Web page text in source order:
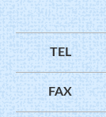
TEL
FAX